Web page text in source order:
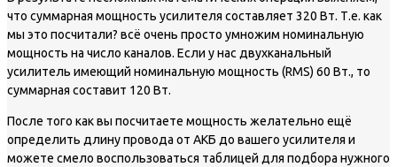
что суммарная мощность усилителя составляет 320 Вт. Т.е. как
мы это посчитали? всё очень просто умножим номинальную
мощность на число каналов. Если у нас двухканальный
усилитель имеющий номинальную мощность (RMS) 60 Вт., то
суммарная составит 120 Вт.
После того как вы посчитаете мощность желательно ещё
определить длину провода от АКБ до вашего усилителя и
можете смело воспользоваться таблицей для подбора нужного